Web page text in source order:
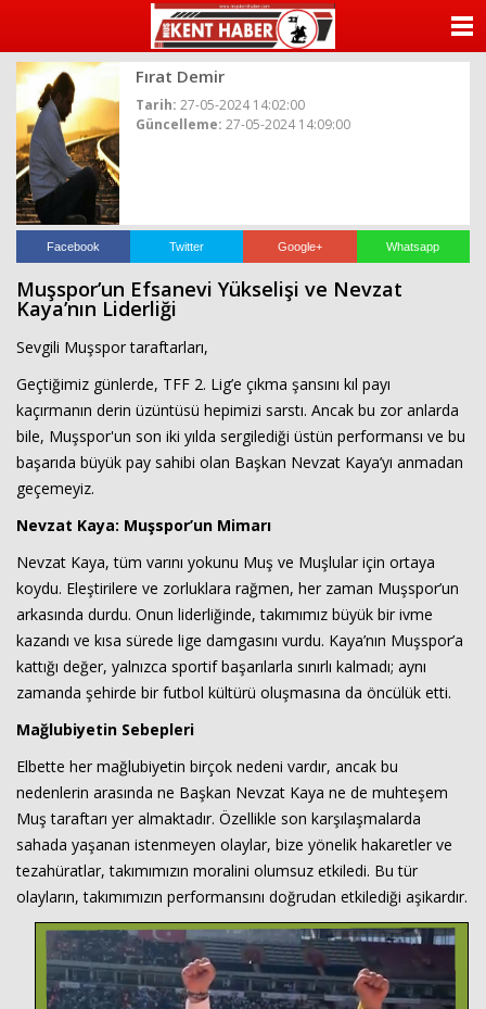
Fırat Demir
Tarih: 27-05-2024 14:02:00
Güncelleme: 27-05-2024 14:09:00
Facebook Twitter Google+ Whatsapp
Muşspor’un Efsanevi Yükselişi ve Nevzat
Kaya’nın Liderliği
Sevgili Muşspor taraftarları,
Geçtiğimiz günlerde, TFF 2. Lig’e çıkma şansını kıl payı
kaçırmanın derin üzüntüsü hepimizi sarstı. Ancak bu zor anlarda
bile, Muşspor'un son iki yılda sergilediği üstün performansı ve bu
başarıda büyük pay sahibi olan Başkan Nevzat Kaya’yı anmadan
geçemeyiz.
Nevzat Kaya: Muşspor’un Mimarı
Nevzat Kaya, tüm varını yokunu Muş ve Muşlular için ortaya
koydu. Eleştirilere ve zorluklara rağmen, her zaman Muşspor’un
arkasında durdu. Onun liderliğinde, takımımız büyük bir ivme
kazandı ve kısa sürede lige damgasını vurdu. Kaya’nın Muşspor’a
kattığı değer, yalnızca sportif başarılarla sınırlı kalmadı; aynı
zamanda şehirde bir futbol kültürü oluşmasına da öncülük etti.
Mağlubiyetin Sebepleri
Elbette her mağlubiyetin birçok nedeni vardır, ancak bu
nedenlerin arasında ne Başkan Nevzat Kaya ne de muhteşem
Muş taraftarı yer almaktadır. Özellikle son karşılaşmalarda
sahada yaşanan istenmeyen olaylar, bize yönelik hakaretler ve
tezahüratlar, takımımızın moralini olumsuz etkiledi. Bu tür
olayların, takımımızın performansını doğrudan etkilediği aşikardır.
ANASAYFA
YAZARLAR
VİDEO GALERİ
İLETİŞİM